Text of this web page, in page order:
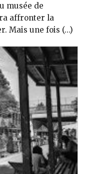
musée de
affronter la
Mais une fois (…)